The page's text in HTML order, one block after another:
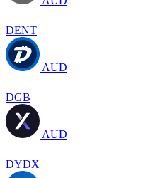
DENT
AUD
DGB
AUD
DYDX